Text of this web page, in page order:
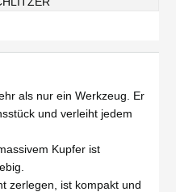
als nur ein Werkzeug. Er
und verleiht jedem
Kupfer ist
zerlegen, ist kompakt und